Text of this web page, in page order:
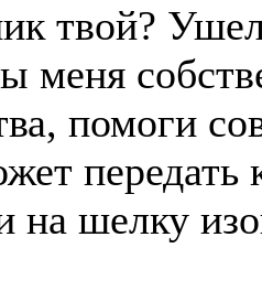
твой?
меня
помоги
передать
на шелку